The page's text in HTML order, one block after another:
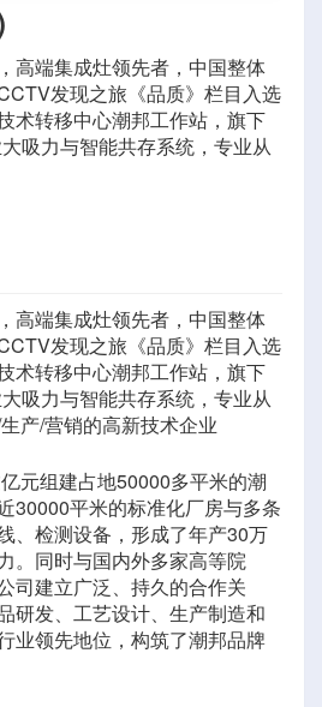
高端集成灶领先者，中国整体
发现之旅《品质》栏目入选
术转移中心潮邦工作站，旗下
吸力与智能共存系统，专业从
高端集成灶领先者，中国整体
发现之旅《品质》栏目入选
术转移中心潮邦工作站，旗下
吸力与智能共存系统，专业从
产/营销的高新技术企业
元组建占地50000多平米的潮
30000平米的标准化厂房与多条
、检测设备，形成了年产30万
。同时与国内外多家高等院
司建立广泛、持久的合作关
研发、工艺设计、生产制造和
业领先地位，构筑了潮邦品牌